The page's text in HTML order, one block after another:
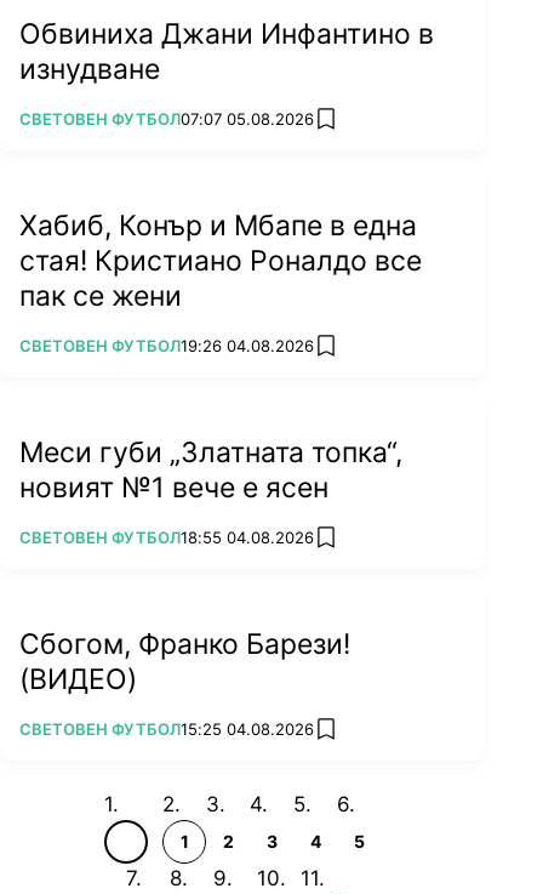
Обвиниха Джани Инфантино в
изнудване
ПОВЕЧЕ ОТ
СВЕТОВЕН ФУТБОЛ07:07 05.08.2026 add favorites
Хабиб, Конър и Мбапе в една
стая! Кристиано Роналдо все
пак се жени
ПОВЕЧЕ ОТ
СВЕТОВЕН ФУТБОЛ19:26 04.08.2026 add favorites
Меси губи „Златната топка“,
новият №1 вече е ясен
ПОВЕЧЕ ОТ
СВЕТОВЕН ФУТБОЛ18:55 04.08.2026 add favorites
Сбогом, Франко Барези!
(ВИДЕО)
ПОВЕЧЕ ОТ
СВЕТОВЕН ФУТБОЛ15:25 04.08.2026 add favorites
1 2 3 4 5